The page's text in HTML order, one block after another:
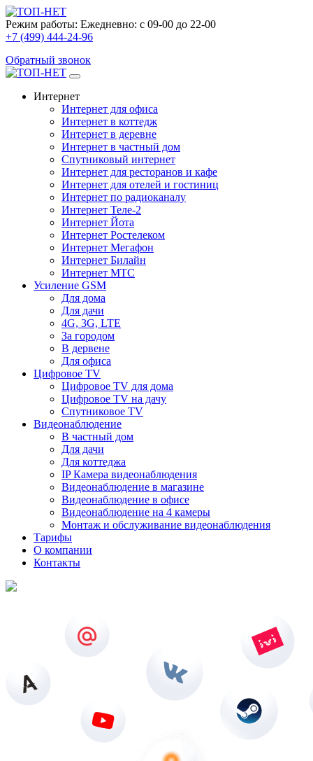
Режим работы: Ежедневно: с 09-00 до 22-00
+7 (499) 444-24-96
Обратный звонок
Интернет
Интернет для офиса
Интернет в коттедж
Интернет в деревне
Интернет в частный дом
Спутниковый интернет
Интернет для ресторанов и кафе
Интернет для отелей и гостиниц
Интернет по радиоканалу
Интернет Теле-2
Интернет Йота
Интернет Ростелеком
Интернет Мегафон
Интернет Билайн
Интернет МТС
Усиление GSM
Для дома
Для дачи
4G, 3G, LTE
За городом
В дервене
Для офиса
Цифровое TV
Цифровое TV для дома
Цифровое TV на дачу
Спутниковое TV
Видеонаблюдение
В частный дом
Для дачи
Для коттеджа
IP Камера видеонаблюдения
Видеонаблюдение в магазине
Видеонаблюдение в офисе
Видеонаблюдение на 4 камеры
Монтаж и обслуживание видеонаблюдения
Тарифы
О компании
Контакты